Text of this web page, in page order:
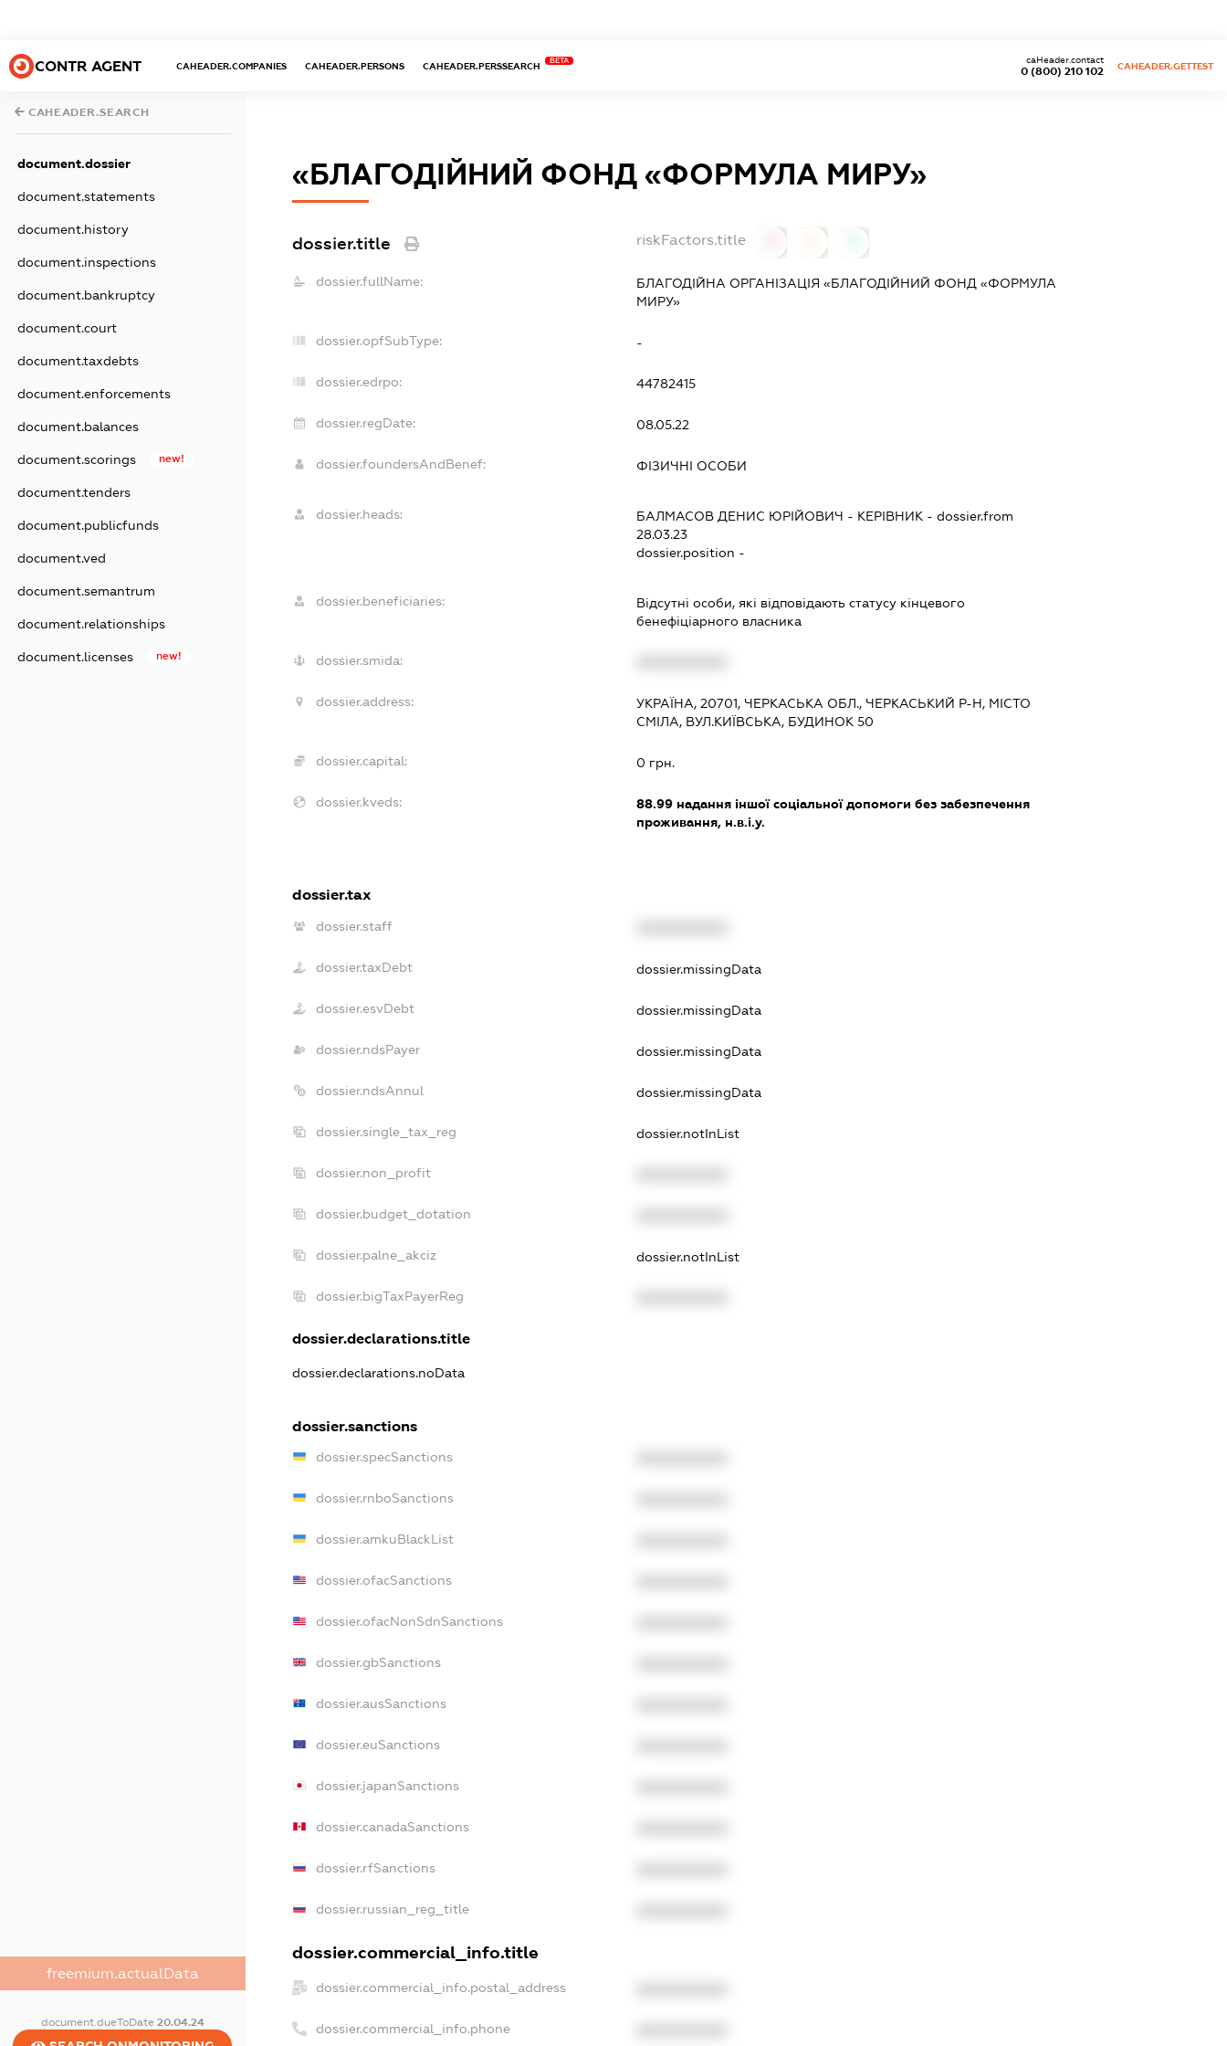
CONTR AGENT CAHEADER.COMPANIES CAHEADER.PERSONS CAHEADER.PERSSEARCH
BETA
0 (800) 210 102
caHeader.contact
CAHEADER.GETTEST
CAHEADER.SEARCH
document.dossier
document.statements
document.history
document.inspections
document.bankruptcy
document.court
document.taxdebts
document.enforcements
document.balances
document.scorings new!
document.tenders
document.publicfunds
document.ved
document.semantrum
document.relationships
document.licenses new!
freemium.actualData
document.dueToDate 20.04.24
«БЛАГОДІЙНИЙ ФОНД «ФОРМУЛА МИРУ»
dossier.title riskFactors.title
dossier.fullName:
БЛАГОДІЙНА ОРГАНІЗАЦІЯ «БЛАГОДІЙНИЙ ФОНД «ФОРМУЛА
МИРУ»
dossier.opfSubType: -
dossier.edrpo: 44782415
dossier.regDate: 08.05.22
dossier.foundersAndBenef: ФІЗИЧНІ ОСОБИ
dossier.heads: БАЛМАСОВ ДЕНИС ЮРІЙОВИЧ - КЕРІВНИК - dossier.from
28.03.23
dossier.position -
dossier.beneficiaries:
Відсутні особи, які відповідають статусу кінцевого
бенефіціарного власника
dossier.smida:
dossier.address:
УКРАЇНА, 20701, ЧЕРКАСЬКА ОБЛ., ЧЕРКАСЬКИЙ Р-Н, МІСТО
СМІЛА, ВУЛ.КИЇВСЬКА, БУДИНОК 50
dossier.capital: 0 грн.
dossier.kveds: 88.99 надання іншої соціальної допомоги без забезпечення
проживання, н.в.і.у.
dossier.tax
dossier.staff
dossier.taxDebt dossier.missingData
dossier.esvDebt dossier.missingData
dossier.ndsPayer dossier.missingData
dossier.ndsAnnul dossier.missingData
dossier.single_tax_reg dossier.notInList
dossier.non_profit
dossier.budget_dotation
dossier.palne_akciz dossier.notInList
dossier.bigTaxPayerReg
dossier.declarations.title
dossier.declarations.noData
dossier.sanctions
dossier.specSanctions
dossier.rnboSanctions
dossier.amkuBlackList
dossier.ofacSanctions
dossier.ofacNonSdnSanctions
dossier.gbSanctions
dossier.ausSanctions
dossier.euSanctions
dossier.japanSanctions
dossier.canadaSanctions
dossier.rfSanctions
dossier.russian_reg_title
dossier.commercial_info.title
dossier.commercial_info.postal_address
dossier.commercial_info.phone